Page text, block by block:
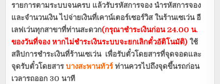
รายการตามระบบจนครบ แล้วรับรหัสการจอง นำรหัสการจอง
และจำนวนเงิน ไปจ่ายเงินที่เคาน์เตอร์เซอร์วิส ในร้านเซเว่น อี
เลฟเว่นทุกสาขาที่ท่านสะดวก(กรุณาชำระเงินก่อน 24.00 น.
ของวันที่จอง หากไม่ชำระเงินระบบจะยกเลิกตั๋วอัติโนมัติ) ใช้
สลิปการชำระเงินที่ร้านเซเว่น เพื่อรับตั๋วโดยสารที่จุดจอดและ
จุดรับตั๋วโดยสารบางสะพานทัวร์ท่านควรไปถึงจุดขึ้นรถก่อน
เวลารถออก 30 นาที